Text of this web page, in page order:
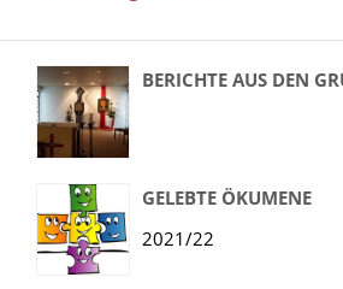
BERICHTE AUS DEN
GELEBTE ÖKUMENE
2021/22